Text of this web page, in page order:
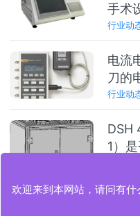
手术
本性
行业动
电流
刀的
其符
行业动
DSH
1）
后
试验
高频
欢迎来到本网站，请问有什